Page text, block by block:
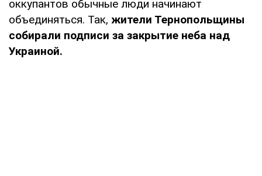
оккупантов обычные люди начинают
объединяться. Так, жители Тернопольщины
собирали подписи за закрытие неба над
Украиной.